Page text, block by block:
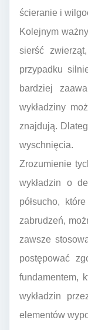
ścieranie i
Kolejnym
sierść
przypadku
bardziej
wykładziny
znajdują.
wyschnięcia.
Zrozumienie
wykładzin o
półsucho,
zabrudzeń,
zawsze
postępować
fundamentem,
wykładzin
elementów